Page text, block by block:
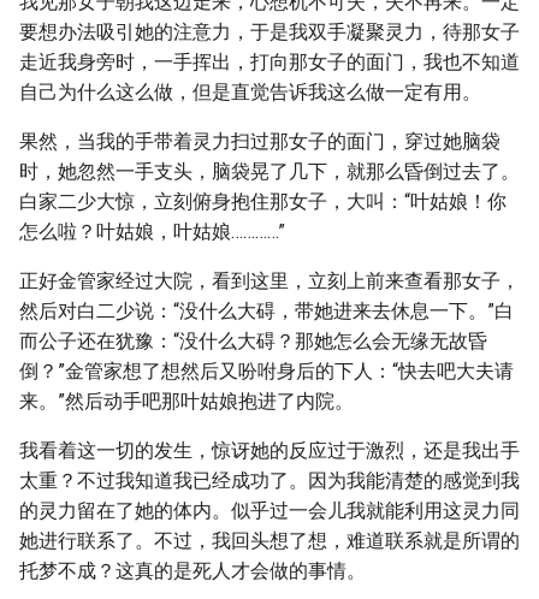
要想办法吸引她的注意力，于是我双手凝聚灵力，待那女子
走近我身旁时，一手挥出，打向那女子的面门，我也不知道
自己为什么这么做，但是直觉告诉我这么做一定有用。
果然，当我的手带着灵力扫过那女子的面门，穿过她脑袋
时，她忽然一手支头，脑袋晃了几下，就那么昏倒过去了。
白家二少大惊，立刻俯身抱住那女子，大叫：“叶姑娘！你
怎么啦？叶姑娘，叶姑娘…………”
正好金管家经过大院，看到这里，立刻上前来查看那女子，
然后对白二少说：“没什么大碍，带她进来去休息一下。”白
而公子还在犹豫：“没什么大碍？那她怎么会无缘无故昏
倒？”金管家想了想然后又吩咐身后的下人：“快去吧大夫请
来。”然后动手吧那叶姑娘抱进了内院。
我看着这一切的发生，惊讶她的反应过于激烈，还是我出手
太重？不过我知道我已经成功了。因为我能清楚的感觉到我
的灵力留在了她的体内。似乎过一会儿我就能利用这灵力同
她进行联系了。不过，我回头想了想，难道联系就是所谓的
托梦不成？这真的是死人才会做的事情。